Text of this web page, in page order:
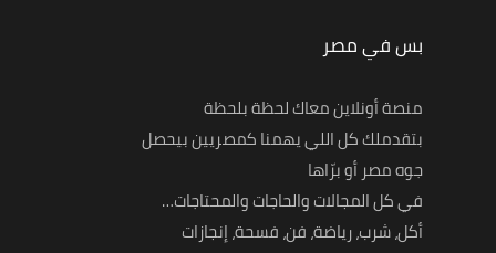
بس في مصر
منصة أونلاين معاك لحظة بلحظة
بتقدملك كل اللي يهمنا كمصريين بيحصل
جوه مصر أو برّاها
في كل المجالات والحاجات والمحتاجات…
أكل، شرب، رياضة، فن، فسحة، إنجازات